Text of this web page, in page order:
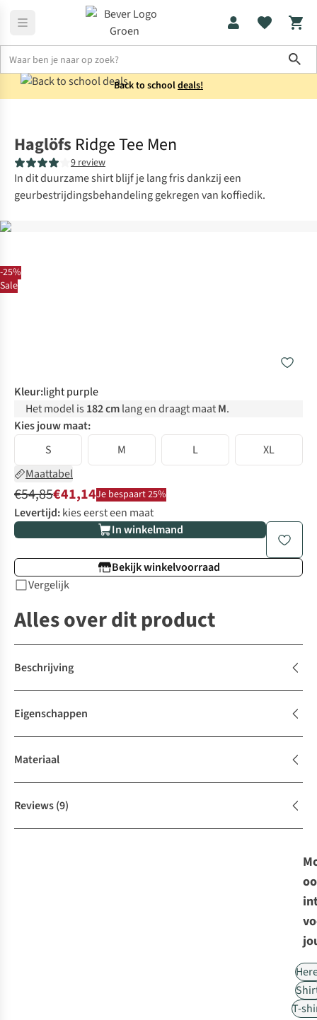
Back to schooldeals!
-25%
Sale
Haglöfs Ridge Tee Men
9 review
In dit duurzame shirt blijf je lang fris dankzij een
geurbestrijdingsbehandeling gekregen van koffiedik.
Kleur:light purple
Het model is 182 cmlang en draagt maatM.
Kies jouw maat:
S
M L
XL
Maattabel
€54,85€41,14Je bespaart 25%
Levertijd:kies eerst een maat
In winkelmand
Bekijk winkelvoorraad
Vergelijk
Alles over dit product
Beschrijving
Eigenschappen
Materiaal
Reviews(9)
T-